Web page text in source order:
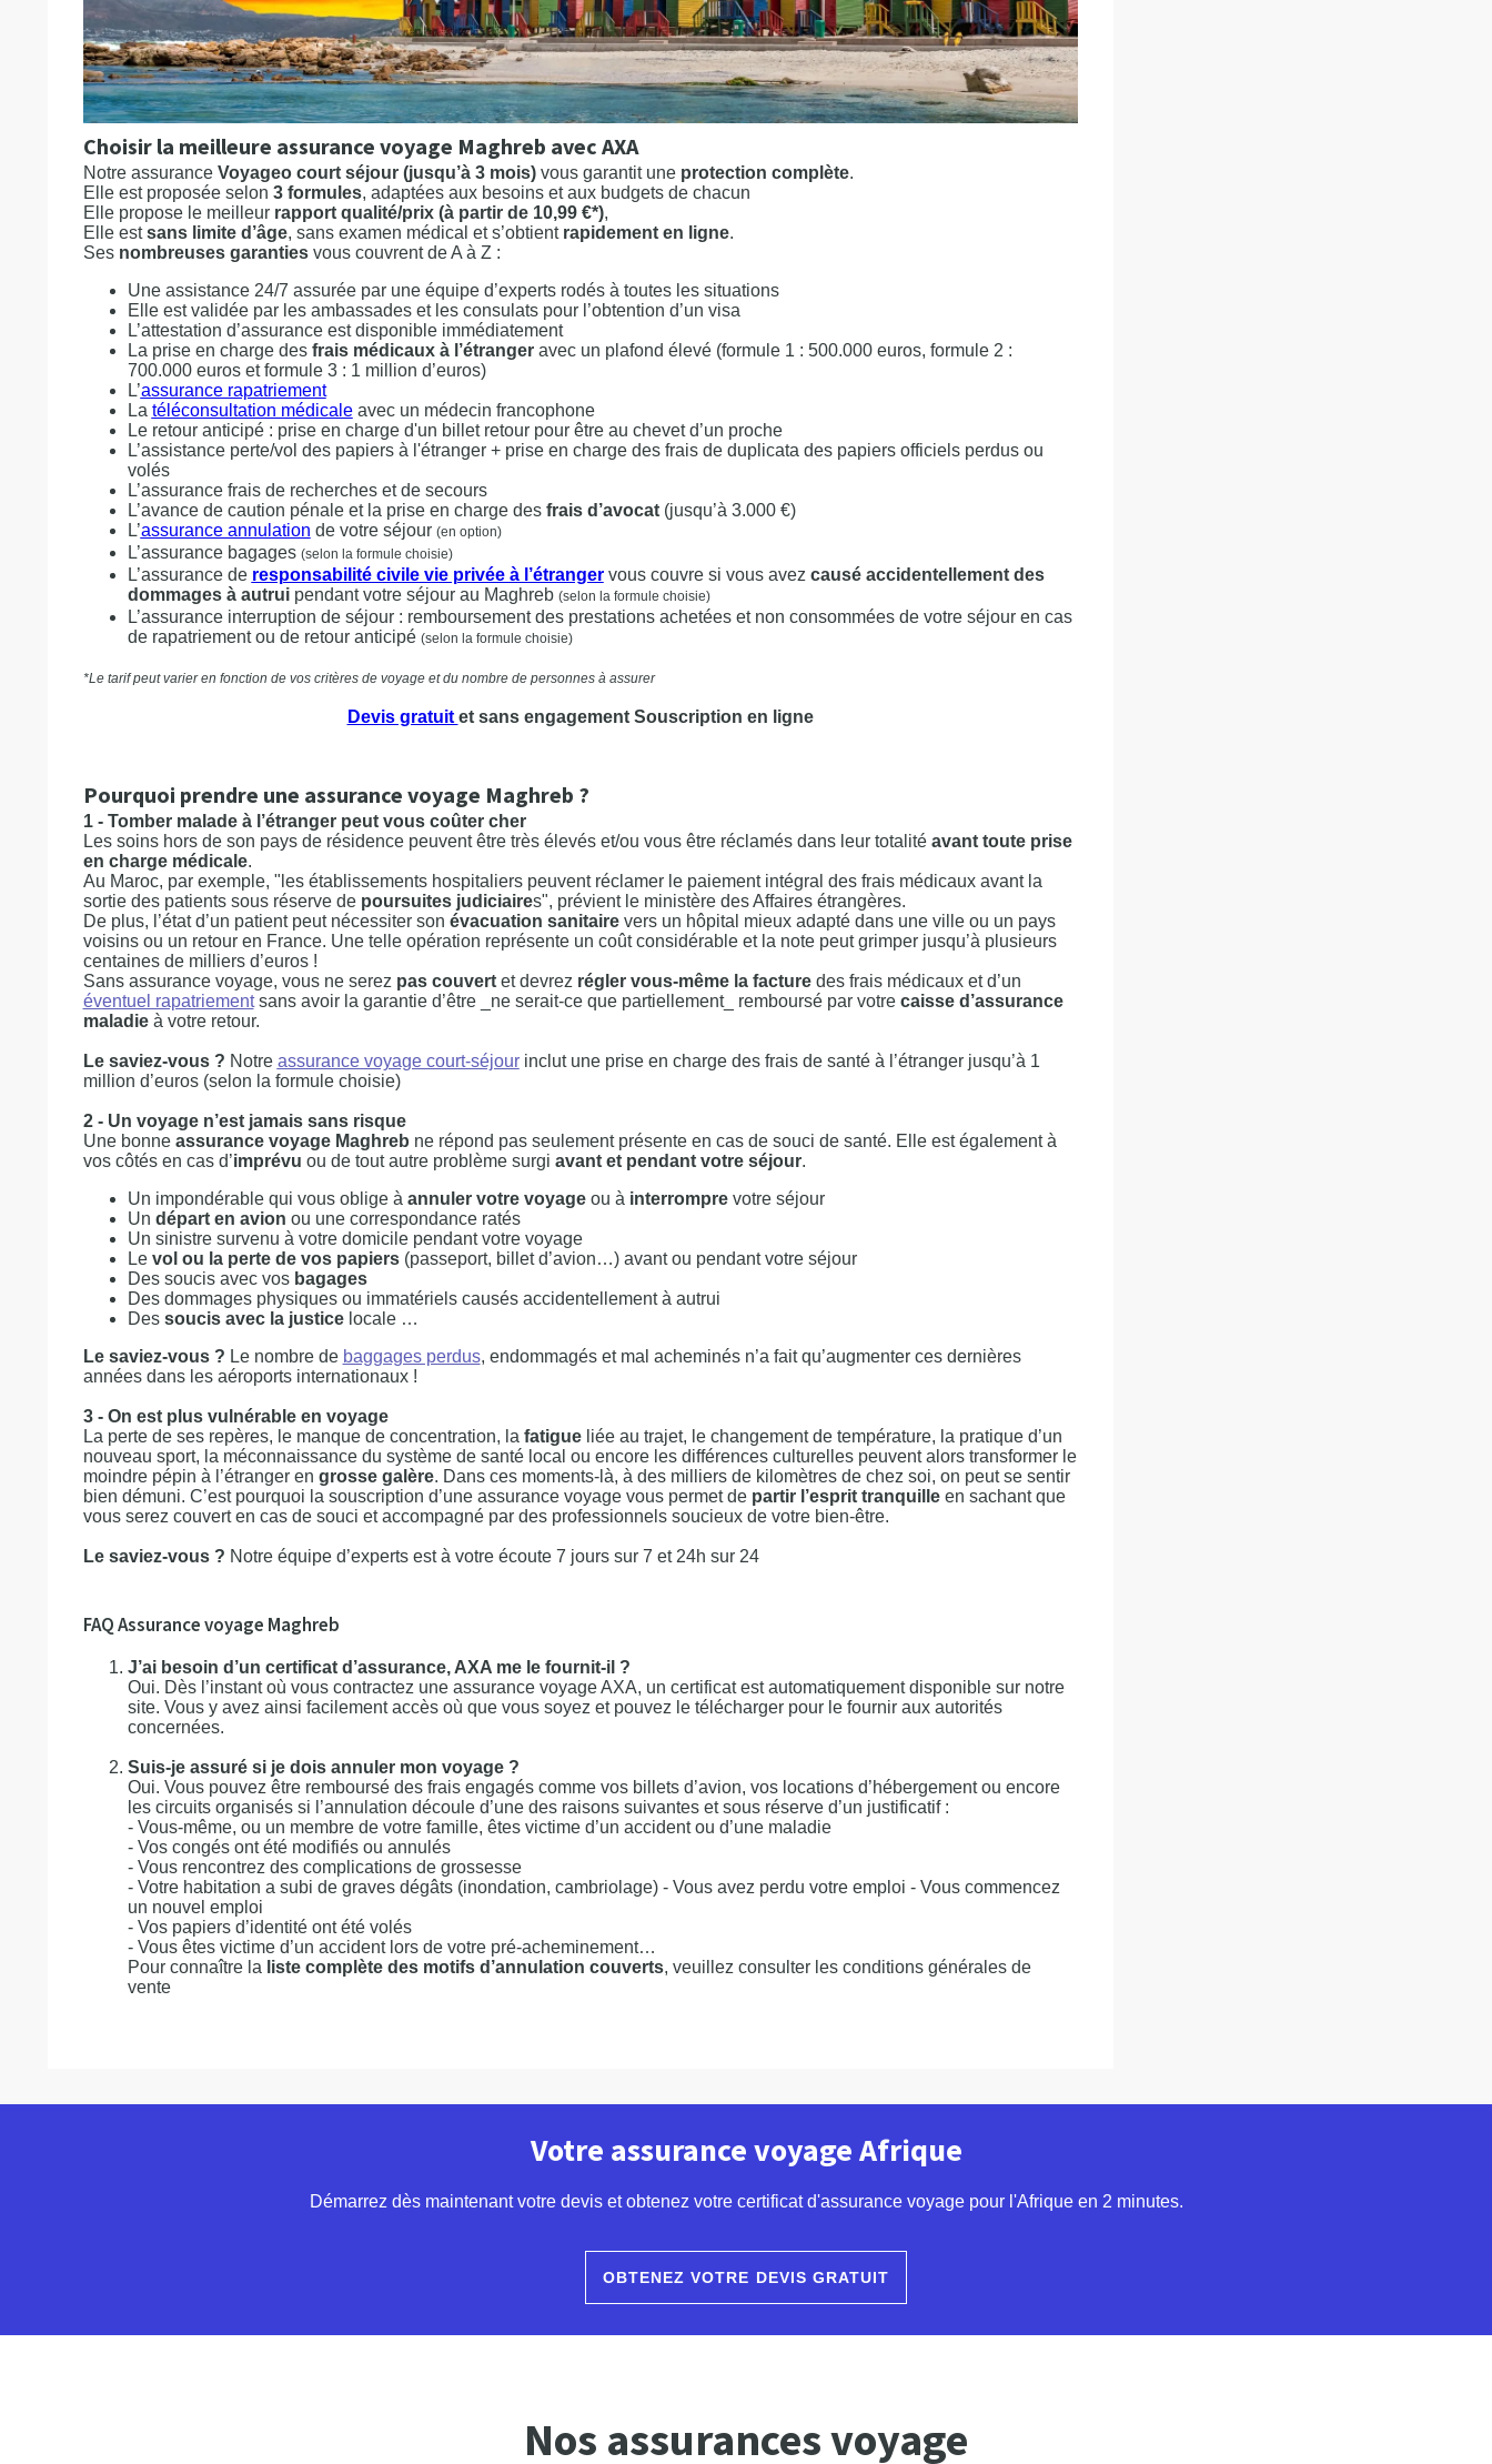
Choisir la meilleure assurance voyage Maghreb avec AXA
Notre assurance Voyageo court séjour (jusqu’à 3 mois)vous garantit uneprotection complète.
Elle est proposée selon 3 formules, adaptées aux besoins et aux budgets de chacun
Elle propose le meilleur rapport qualité/prix (à partir de 10,99 €*),
Elle estsans limite d’âge, sans examen médical et s’obtientrapidement en ligne.
Ses nombreuses garantiesvous couvrent de A à Z :
Une assistance 24/7 assurée par une équipe d’experts rodés à toutes les situations
Elle est validée par les ambassades et les consulats pour l’obtention d’un visa
L’attestation d’assurance est disponible immédiatement
La prise en charge des frais médicaux à l’étrangeravec un plafond élevé (formule 1 : 500.000 euros, formule 2 :
700.000 euros et formule 3 : 1 million d’euros)
L’assurance rapatriement
La téléconsultation médicaleavec un médecin francophone
Le retour anticipé : prise en charge d'un billet retour pour être au chevet d’un proche
L’assistance perte/vol des papiers à l'étranger + prise en charge des frais de duplicata des papiers officiels perdus ou
volés
L’assurance frais de recherches et de secours
L’avance de caution pénale et la prise en charge desfrais d’avocat(jusqu’à 3.000 €)
L’assurance annulation de votre séjour (en option)
L’assurance bagages (selon la formule choisie)
L’assurance de responsabilité civile vie privée à l’étranger vous couvre si vous avez causé accidentellement des
dommages à autruipendant votre séjour au Maghreb (selon la formule choisie)
L’assurance interruption de séjour : remboursement des prestations achetées et non consommées de votre séjour en cas
de rapatriement ou de retour anticipé (selon la formule choisie)
*Le tarif peut varier en fonction de vos critères de voyage et du nombre de personnes à assurer
Devis gratuit et sans engagement Souscription en ligne
Pourquoi prendre une assurance voyage Maghreb ?
1 - Tomber malade à l’étranger peut vous coûter cher
Les soins hors de son pays de résidence peuvent être très élevés et/ou vous être réclamés dans leur totalité avant toute prise
en charge médicale.
Au Maroc, par exemple, "les établissements hospitaliers peuvent réclamer le paiement intégral des frais médicaux avant la
sortie des patients sous réserve de poursuites judiciaires", prévient le ministère des Affaires étrangères.
De plus, l’état d’un patient peut nécessiter son évacuation sanitairevers un hôpital mieux adapté dans une ville ou un pays
voisins ou un retour en France. Une telle opération représente un coût considérable et la note peut grimper jusqu’à plusieurs
centaines de milliers d’euros !
Sans assurance voyage, vous ne serez pas couvert et devrez régler vous-même la facturedes frais médicaux et d’un
éventuel rapatriementsans avoir la garantie d’être _ne serait-ce que partiellement_ remboursé par votrecaisse d’assurance
maladieà votre retour.
Le saviez-vous ? Notre assurance voyage court-séjourinclut une prise en charge des frais de santé à l’étranger jusqu’à 1
million d’euros (selon la formule choisie)
2 - Un voyage n’est jamais sans risque
Une bonneassurance voyage Maghreb ne répond pas seulement présente en cas de souci de santé. Elle est également à
vos côtés en cas d’imprévu ou de tout autre problème surgi avant et pendant votre séjour.
Un impondérable qui vous oblige à annuler votre voyageou à interromprevotre séjour
Un départ en avion ou une correspondance ratés
Un sinistre survenu à votre domicile pendant votre voyage
Le vol ou la perte de vos papiers(passeport, billet d’avion…) avant ou pendant votre séjour
Des soucis avec vos bagages
Des dommages physiques ou immatériels causés accidentellement à autrui
Des soucis avec la justicelocale …
Le saviez-vous ? Le nombre de baggages perdus, endommagés et mal acheminés n’a fait qu’augmenter ces dernières
années dans les aéroports internationaux !
3 - On est plus vulnérable en voyage
La perte de ses repères, le manque de concentration, la fatigueliée au trajet, le changement de température, la pratique d’un
nouveau sport, la méconnaissance du système de santé local ou encore les différences culturelles peuvent alors transformer le
moindre pépin à l’étranger en grosse galère. Dans ces moments-là, à des milliers de kilomètres de chez soi, on peut se sentir
bien démuni. C’est pourquoi la souscription d’une assurance voyage vous permet departir l’esprit tranquilleen sachant que
vous serez couvert en cas de souci et accompagné par des professionnels soucieux de votre bien-être.
Le saviez-vous ? Notre équipe d’experts est à votre écoute 7 jours sur 7 et 24h sur 24
FAQ Assurance voyage Maghreb
J’ai besoin d’un certificat d’assurance, AXA me le fournit-il ?
Oui. Dès l’instant où vous contractez une assurance voyage AXA, un certificat est automatiquement disponible sur notre
site. Vous y avez ainsi facilement accès où que vous soyez et pouvez le télécharger pour le fournir aux autorités
concernées.
Suis-je assuré si je dois annuler mon voyage ?
Oui. Vous pouvez être remboursé des frais engagés comme vos billets d’avion, vos locations d’hébergement ou encore
les circuits organisés si l’annulation découle d’une des raisons suivantes et sous réserve d’un justificatif :
- Vous-même, ou un membre de votre famille, êtes victime d’un accident ou d’une maladie
- Vos congés ont été modifiés ou annulés
- Vous rencontrez des complications de grossesse
- Votre habitation a subi de graves dégâts (inondation, cambriolage) - Vous avez perdu votre emploi - Vous commencez
un nouvel emploi
- Vos papiers d’identité ont été volés
- Vous êtes victime d’un accident lors de votre pré-acheminement…
Pour connaître la liste complète des motifs d’annulation couverts, veuillez consulter les conditions générales de
vente
Votre assurance voyage Afrique
Démarrez dès maintenant votre devis et obtenez votre certificat d'assurance voyage pour l'Afrique en 2 minutes.
OBTENEZ VOTRE DEVIS GRATUIT
Nos assurances voyage